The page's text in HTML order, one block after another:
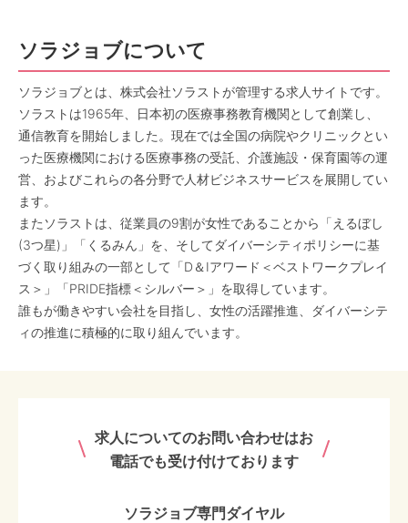
ソラジョブについて
ソラジョブとは、株式会社ソラストが管理する求人サイトです。
ソラストは1965年、日本初の医療事務教育機関として創業し、
通信教育を開始しました。現在では全国の病院やクリニックとい
った医療機関における医療事務の受託、介護施設・保育園等の運
営、およびこれらの各分野で人材ビジネスサービスを展開してい
ます。
またソラストは、従業員の9割が女性であることから「えるぼし
(3つ星)」「くるみん」を、そしてダイバーシティポリシーに基
づく取り組みの一部として「D＆Iアワード＜ベストワークプレイ
ス＞」「PRIDE指標＜シルバー＞」を取得しています。
誰もが働きやすい会社を目指し、女性の活躍推進、ダイバーシテ
ィの推進に積極的に取り組んでいます。
求人についてのお問い合わせはお
電話でも受け付けております
ソラジョブ専門ダイヤル